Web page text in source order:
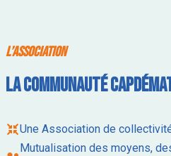
L’association
La communauté
Une Association de
Mutualisation des moyens,